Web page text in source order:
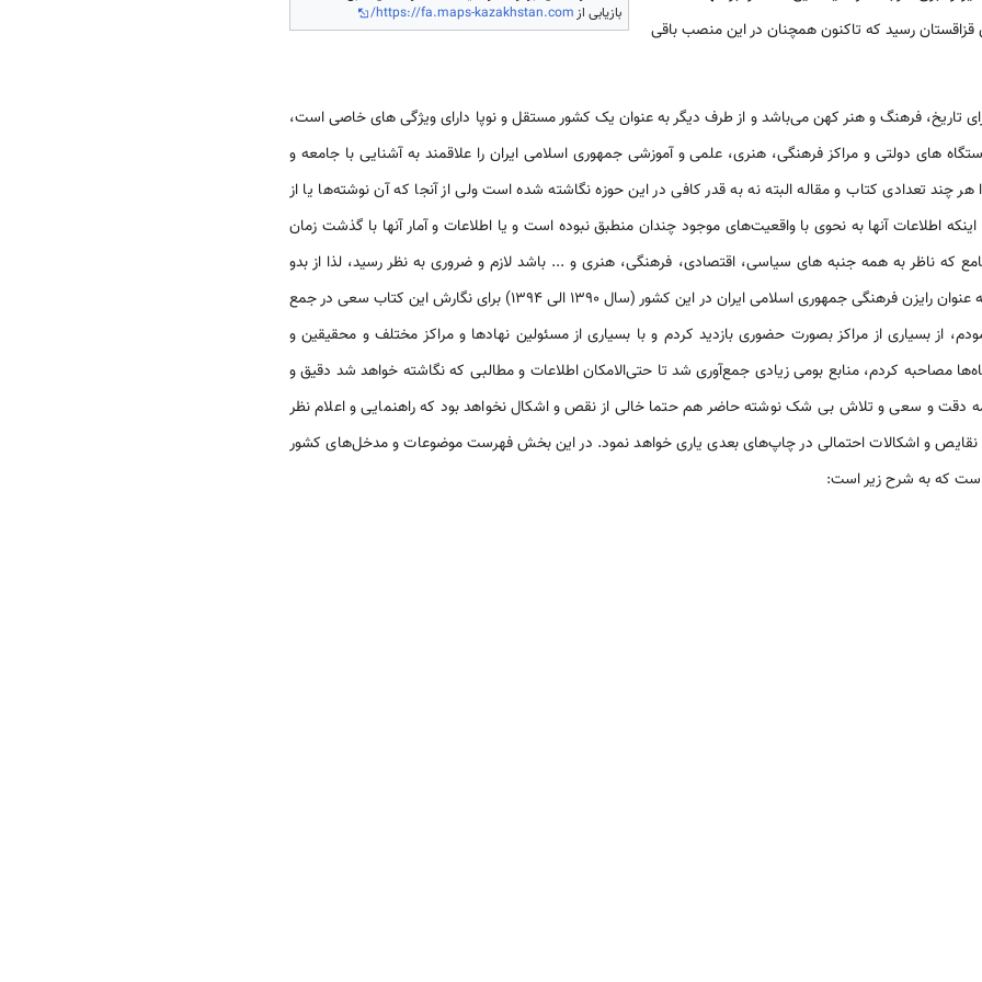
بازیابی از https://fa.maps-kazakhstan.com/
رسید که تاکنون همچنان در این منصب باقی
تاریخ، فرهنگ و هنر کهن می‌باشد و از طرف دیگر به عنوان یک کشور مستقل و نوپا دارای ویژگی های خاصی است،
های دولتی و مراکز فرهنگی، هنری، علمی و آموزشی جمهوری اسلامی ایران را علاقمند به آشنایی با جامعه و
چند تعدادی کتاب و مقاله البته نه به قدر کافی در این حوزه نگاشته شده است ولی از آنجا که آن نوشته‌ها یا از
اینکه اطلاعات آنها به نحوی با واقعیت‌های موجود چندان منطبق نبوده است و یا اطلاعات و آمار آنها با گذشت زمان
که ناظر به همه جنبه های سیاسی، اقتصادی، فرهنگی، هنری و ... باشد لازم و ضروری به نظر رسید، لذا از بدو
حضور خود در جمهوری قزاقستان به عنوان رایزن فرهنگی جمهوری اسلامی ایران در این کشور (سال ۱۳۹۰ الی ۱۳۹۴) برای نگارش این کتاب سعی در جمع
از بسیاری از مراکز بصورت حضوری بازدید کردم و با بسیاری از مسئولین نهادها و مراکز مختلف و محقیقین و
مصاحبه کردم، منابع بومی زیادی جمع‌آوری شد تا حتی‌الامکان اطلاعات و مطالبی که نگاشته خواهد شد دقیق و
دقت و سعی و تلاش بی شک نوشته حاضر هم حتما خالی از نقص و اشکال نخواهد بود که راهنمایی و اعلام نظر
نقایص و اشکالات احتمالی در چاپ‌های بعدی یاری خواهد نمود. در این بخش فهرست موضوعات و مدخل‌های کشور
است که به شرح زیر است: